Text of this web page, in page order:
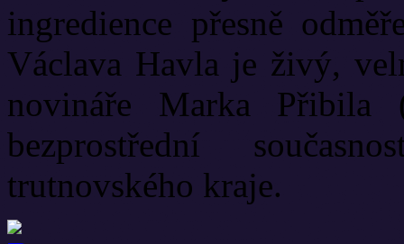
ingredience přesně
Václava Havla je živý,
novináře Marka Přibila
bezprostřední
trutnovského kraje.